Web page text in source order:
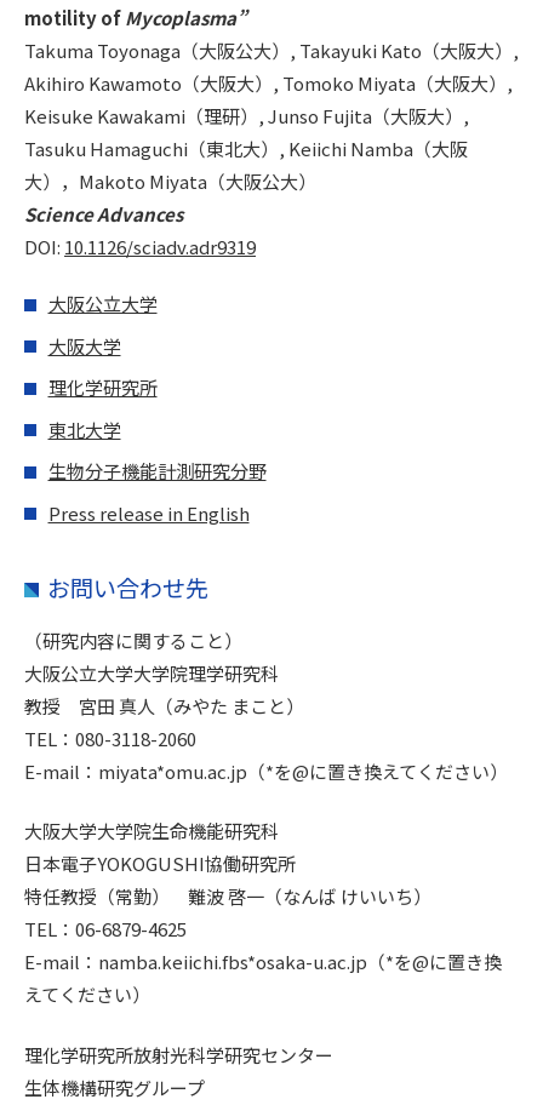
motility ofMycoplasma”
Takuma Toyonaga（大阪公大）, Takayuki Kato（大阪大）,
Akihiro Kawamoto（大阪大）, Tomoko Miyata（大阪大）,
Keisuke Kawakami（理研）, Junso Fujita（大阪大）,
Tasuku Hamaguchi（東北大）, Keiichi Namba（大阪
大），Makoto Miyata（大阪公大）
Science Advances
DOI: 10.1126/sciadv.adr9319
大阪公立大学
大阪大学
理化学研究所
東北大学
生物分子機能計測研究分野
Press release in English
お問い合わせ先
（研究内容に関すること）
大阪公立大学大学院理学研究科
教授 宮田 真人（みやた まこと）
TEL：080-3118-2060
E-mail：miyata*omu.ac.jp（*を@に置き換えてください）
大阪大学大学院生命機能研究科
日本電子YOKOGUSHI協働研究所
特任教授（常勤） 難波 啓一（なんば けいいち）
TEL：06-6879-4625
E-mail：namba.keiichi.fbs*osaka-u.ac.jp（*を@に置き換
えてください）
理化学研究所放射光科学研究センター
生体機構研究グループ